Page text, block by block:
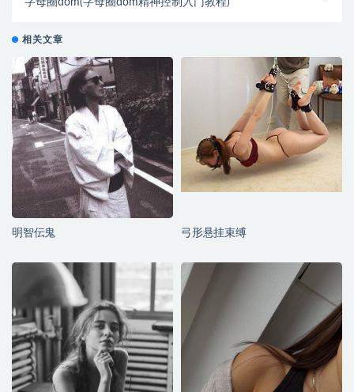
字母圈dom(字母圈dom精神控制入门教程)
相关文章
明智伝鬼 弓形悬挂束缚